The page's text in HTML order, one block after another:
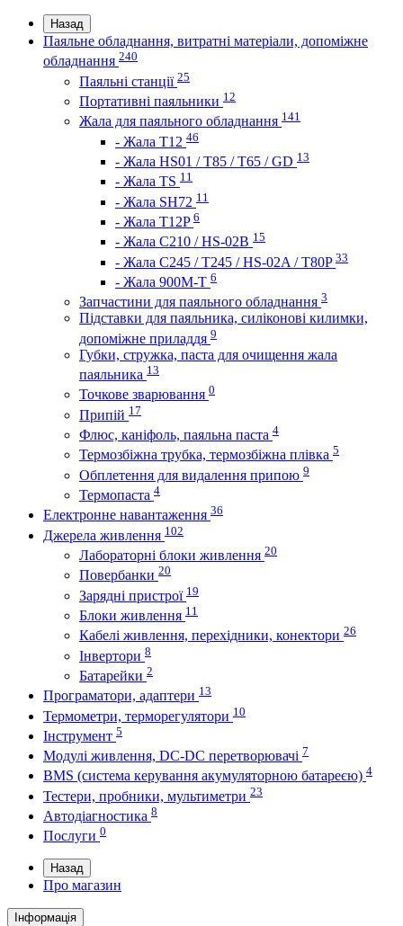
Назад
Паяльне обладнання, витратні матеріали, допоміжне
обладнання 240
Паяльні станції 25
Портативні паяльники 12
Жала для паяльного обладнання 141
- Жала Т12 46
- Жала HS01 / T85 / T65 / GD 13
- Жала TS 11
- Жала SH72 11
- Жала T12P 6
- Жала C210 / HS-02B 15
- Жала C245 / T245 / HS-02A / T80P 33
- Жала 900M-T 6
Запчастини для паяльного обладнання 3
Підставки для паяльника, силіконові килимки,
допоміжне приладдя 9
Губки, стружка, паста для очищення жала
паяльника 13
Точкове зварювання 0
Припій 17
Флюс, каніфоль, паяльна паста 4
Термозбіжна трубка, термозбіжна плівка 5
Обплетення для видалення припою 9
Термопаста 4
Електронне навантаження 36
Джерела живлення 102
Лабораторні блоки живлення 20
Повербанки 20
Зарядні пристрої 19
Блоки живлення 11
Кабелі живлення, перехідники, конектори 26
Інвертори 8
Батарейки 2
Програматори, адаптери 13
Термометри, терморегулятори 10
Інструмент 5
Модулі живлення, DC-DC перетворювачі 7
BMS (система керування акумуляторною батареєю) 4
Тестери, пробники, мультиметри 23
Автодіагностика 8
Послуги 0
Назад
Про магазин
Інформація